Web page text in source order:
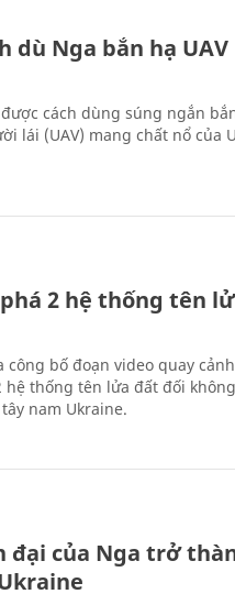
dù Nga bắn hạ
cách dùng súng ngắn
lái (UAV) mang chất nổ của
2 hệ thống tên
công bố đoạn video quay
hệ thống tên lửa đất đối
nam Ukraine.
đại của Nga trở